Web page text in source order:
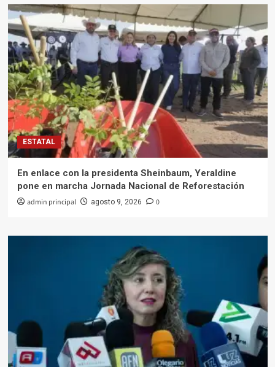
ESTATAL
En enlace con la presidenta Sheinbaum, Yeraldine
pone en marcha Jornada Nacional de Reforestación
admin principal agosto 9, 2026 0